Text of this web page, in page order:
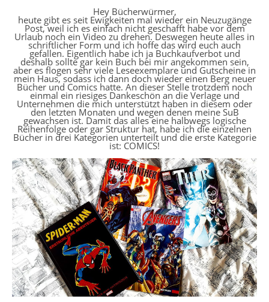
Hey Bücherwürmer,
heute gibt es seit Ewigkeiten mal wieder ein Neuzugänge
Post, weil ich es einfach nicht geschafft habe vor dem
Urlaub noch ein Video zu drehen. Deswegen heute alles in
schriftlicher Form und ich hoffe das wird euch auch
gefallen. Eigentlich habe ich ja Buchkaufverbot und
deshalb sollte gar kein Buch bei mir angekommen sein,
aber es flogen sehr viele Leseexemplare und Gutscheine in
mein Haus, sodass ich dann doch wieder einen Berg neuer
Bücher und Comics hatte. An dieser Stelle trotzdem noch
einmal ein riesiges Dankeschön an die Verlage und
Unternehmen die mich unterstützt haben in diesem oder
den letzten Monaten und wegen denen meine SuB
gewachsen ist. Damit das alles eine halbwegs logische
Reihenfolge oder gar Struktur hat, habe ich die einzelnen
Bücher in drei Kategorien unterteilt und die erste Kategorie
ist: COMICS!